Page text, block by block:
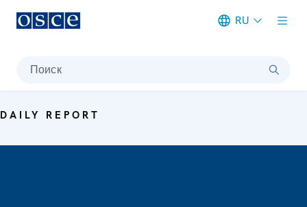
RU
Поиск
DAILY REPORT